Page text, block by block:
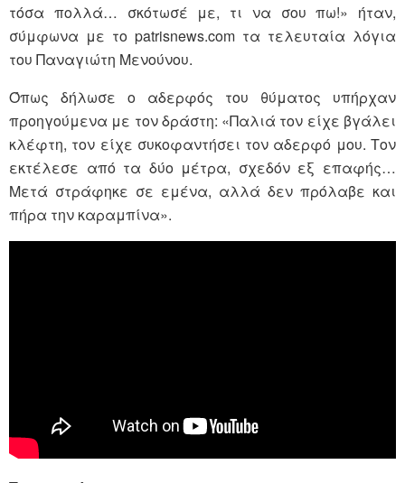
τόσα πολλά… σκότωσέ με, τι να σου πω!» ήταν,
σύμφωνα με το patrisnews.com τα τελευταία λόγια
του Παναγιώτη Μενούνου.
Όπως δήλωσε ο αδερφός του θύματος υπήρχαν
προηγούμενα με τον δράστη: «Παλιά τον είχε βγάλει
κλέφτη, τον είχε συκοφαντήσει τον αδερφό μου. Τον
εκτέλεσε από τα δύο μέτρα, σχεδόν εξ επαφής…
Μετά στράφηκε σε εμένα, αλλά δεν πρόλαβε και
πήρα την καραμπίνα».